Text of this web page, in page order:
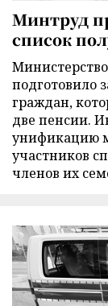
Минтруд
список
подготовило
граждан,
две пенсии.
унификацию
участников
членов их